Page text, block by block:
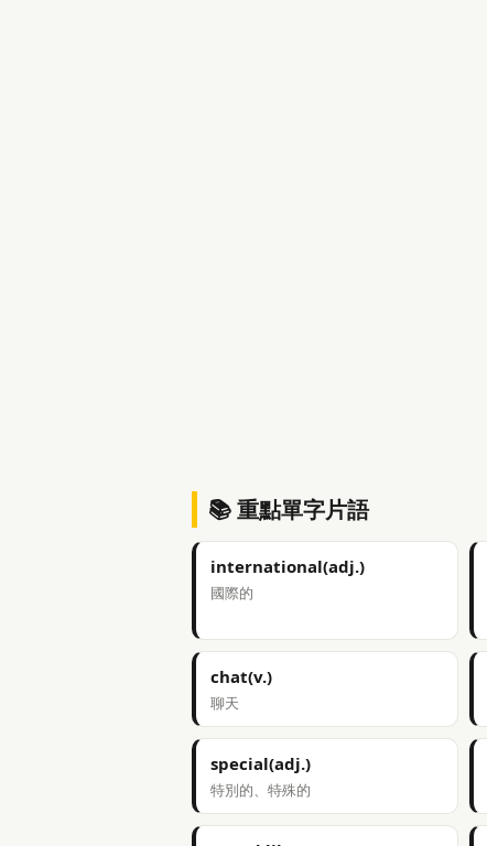
📚 重點單字片語
international(adj.)
國際的
chat(v.)
聊天
special(adj.)
特別的、特殊的